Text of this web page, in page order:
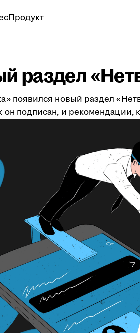
Продукт
раздел
появился новый раздел
подписан, и рекомендации,